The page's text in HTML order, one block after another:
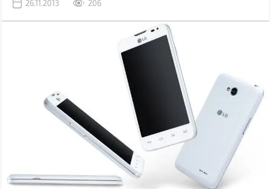
26.11.2013 206